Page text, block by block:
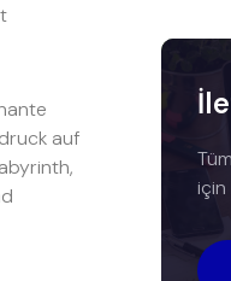
auf
için